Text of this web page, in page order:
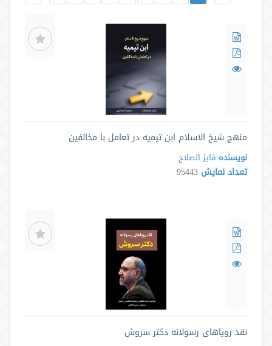
منهج شیخ الاسلام ابن تیمیه در تعامل با مخالفین
نویسنده فايز الصلاح
تعداد نمایش 95443
نقد رویاهای رسولانه دکتر سروش